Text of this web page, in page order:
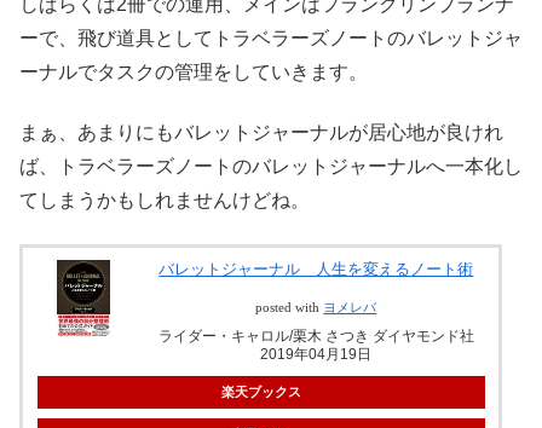
ーで、飛び道具としてトラベラーズノートのバレットジャ
ーナルでタスクの管理をしていきます。
まぁ、あまりにもバレットジャーナルが居心地が良けれ
ば、トラベラーズノートのバレットジャーナルへ一本化し
てしまうかもしれませんけどね。
バレットジャーナル 人生を変えるノート術
posted with ヨメレバ
ライダー・キャロル/栗木 さつき ダイヤモンド社
2019年04月19日
楽天ブックス